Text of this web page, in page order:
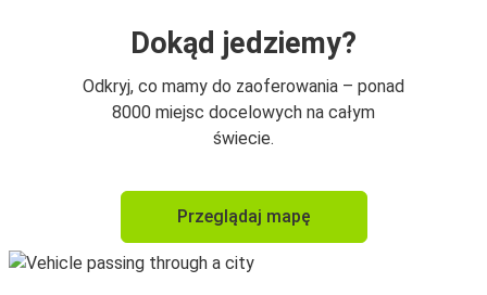
Dokąd jedziemy?
Odkryj, co mamy do zaoferowania – ponad
8000 miejsc docelowych na całym
świecie.
Przeglądaj mapę